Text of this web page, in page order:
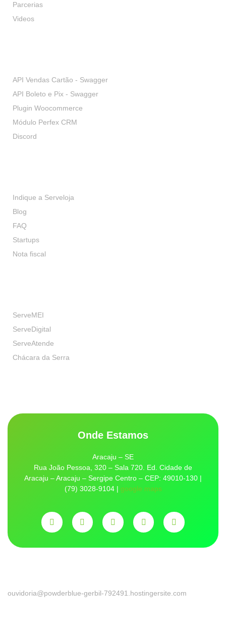
Parcerias
Videos
API Vendas Cartão - Swagger
API Boleto e Pix - Swagger
Plugin Woocommerce
Módulo Perfex CRM
Discord
Indique a Serveloja
Blog
FAQ
Startups
Nota fiscal
ServeMEI
ServeDigital
ServeAtende
Chácara da Serra
Onde Estamos
Aracaju – SE
Rua João Pessoa, 320 – Sala 720. Ed. Cidade de
Aracaju – Aracaju – Sergipe Centro – CEP: 49010-130 |
(79) 3028-9104 | google maps
ouvidoria@powderblue-gerbil-792491.hostingersite.com